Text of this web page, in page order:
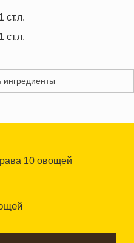
1 ст.л.
1 ст.л.
ингредиенты